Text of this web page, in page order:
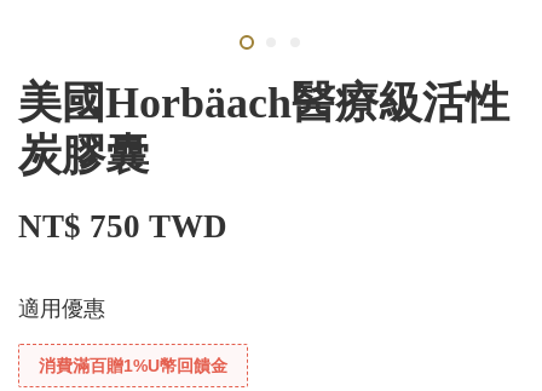
美國Horbäach醫療級活性
炭膠囊
NT$ 750 TWD
適用優惠
消費滿百贈1%U幣回饋金